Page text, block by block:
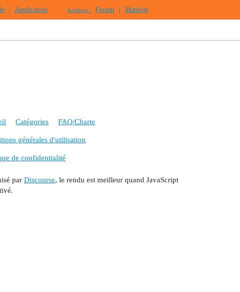
Application Archives : Forum Matériel
Catégories FAQ/Charte
générales d'utilisation
de confidentialité
par Discourse, le rendu est meilleur quand JavaScript